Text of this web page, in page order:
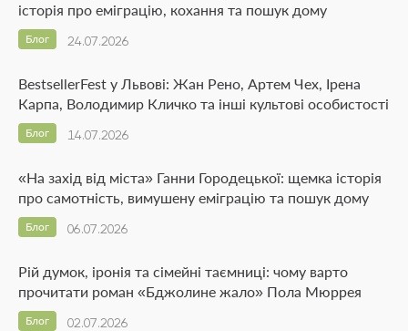
історія про еміграцію, кохання та пошук дому
24.07.2026
Блог
BestsellerFest у Львові: Жан Рено, Артем Чех, Ірена
Карпа, Володимир Кличко та інші культові особистості
14.07.2026
Блог
«На захід від міста» Ганни Городецької: щемка історія
про самотність, вимушену еміграцію та пошук дому
06.07.2026
Блог
Рій думок, іронія та сімейні таємниці: чому варто
прочитати роман «Бджолине жало» Пола Мюррея
02.07.2026
Блог